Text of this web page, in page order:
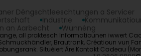
Déngschtleeschtungen a Servicer
Industrie
an Aarbecht
Wunnéng
all praktesch Informatiounen iwwert
Brautrank, Créatioun vun
Situéiert Äre Kontakt Cadeau